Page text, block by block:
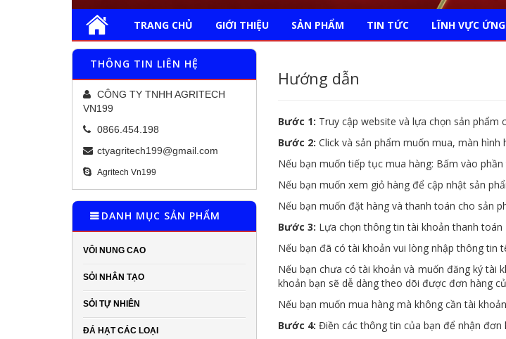
TRANG CHỦ GIỚI THIỆU SẢN PHẨM TIN TỨC LĨNH VỰC
Hướng dẫn
Bước 1: Truy cập website và lựa chọn sản phẩm
Bước 2: Click và sản phẩm muốn mua, màn
Nếu bạn muốn tiếp tục mua hàng: Bấm vào
Nếu bạn muốn xem giỏ hàng để cập nhật sản
Nếu bạn muốn đặt hàng và thanh toán cho sản
Bước 3: Lựa chọn thông tin tài khoản thanh toán
Nếu bạn đã có tài khoản vui lòng nhập thông tin
Nếu bạn chưa có tài khoản và muốn đăng ký tài
khoản bạn sẽ dễ dàng theo dõi được đơn hàng
Nếu bạn muốn mua hàng mà không cần tài
Bước 4: Điền các thông tin của bạn để nhận
THÔNG TIN LIÊN HỆ
CÔNG TY TNHH AGRITECH
VN199
0866.454.198
ctyagritech199@gmail.com
Agritech Vn199
DANH MỤC SẢN PHẨM
VÔI NUNG CAO
SỎI NHÂN TẠO
SỎI TỰ NHIÊN
ĐÁ HẠT CÁC LOẠI